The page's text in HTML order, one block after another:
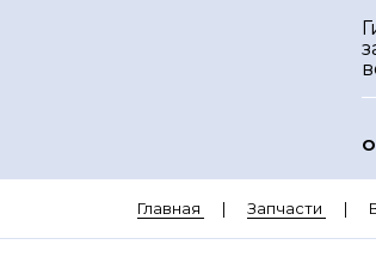
Главная Запчасти